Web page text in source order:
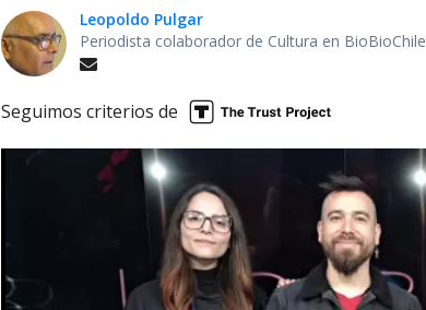
Leopoldo Pulgar
Periodista colaborador de Cultura en BioBioChile
Seguimos criterios de